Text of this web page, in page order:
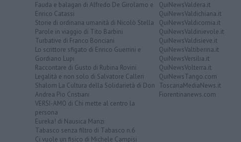
Fauda e balagan di Alfredo De Girolamo e
Enrico Catassi
Storie di ordinaria umanità di Nicolò Stella
Parole in viaggio di Tito Barbini
Turbative di Franco Bonciani
Lo scrittore sfigato di Enrico Guerrini e
Gordiano Lupi
Raccontare di Gusto di Rubina Rovini
Legalità e non solo di Salvatore Calleri
Shalom La Cultura della Solidarietà di Don
Andrea Pio Cristiani
VERSI-AMO di Chi mette al centro la
persona
Eureka! di Nausica Manzi
Tabasco senza filtro di Tabasco n.6
Ci vuole un fisico di Michele Campisi
QuiNewsValdera.it
QuiNewsValdichiana.it
QuiNewsValdicornia.it
QuiNewsValdinievole.it
QuiNewsValdisieve.it
QuiNewsValtiberina.it
QuiNewsVersilia.it
QuiNewsVolterra.it
QuiNewsTango.com
ToscanaMediaNews.it
Fiorentinanews.com